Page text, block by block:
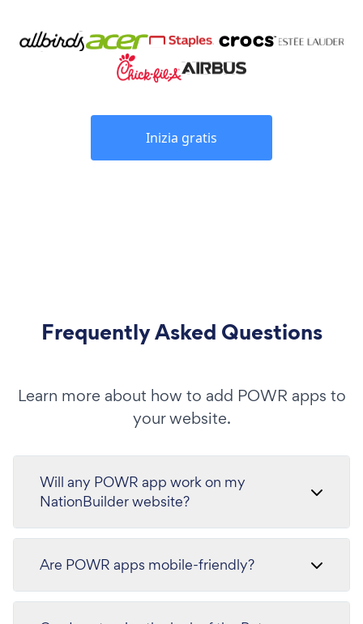
Inizia gratis
Frequently Asked Questions
Learn more about how to add POWR apps to
your website.
Will any POWR app work on my
NationBuilder website?
Are POWR apps mobile-friendly?